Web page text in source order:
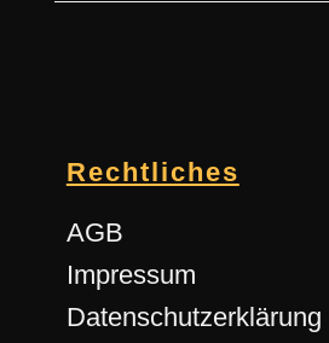
Rechtliches
AGB
Impressum
Datenschutzerklärung